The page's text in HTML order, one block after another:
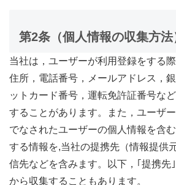
第2条（個人情報の収集方法
当社は，ユーザーが利用登録をする
住所，電話番号，メールアドレス，
ットカード番号，運転免許証番号な
することがあります。また，ユーザ
でなされたユーザーの個人情報を含
する情報を,当社の提携先（情報提供
信先などを含みます。以下，｢提携先
から収集することもあります。